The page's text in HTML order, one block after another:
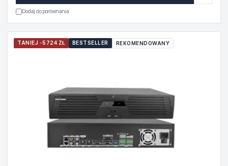
Dodaj do porównania
TANIEJ -5724 ZŁ BESTSELLER REKOMENDOWANY